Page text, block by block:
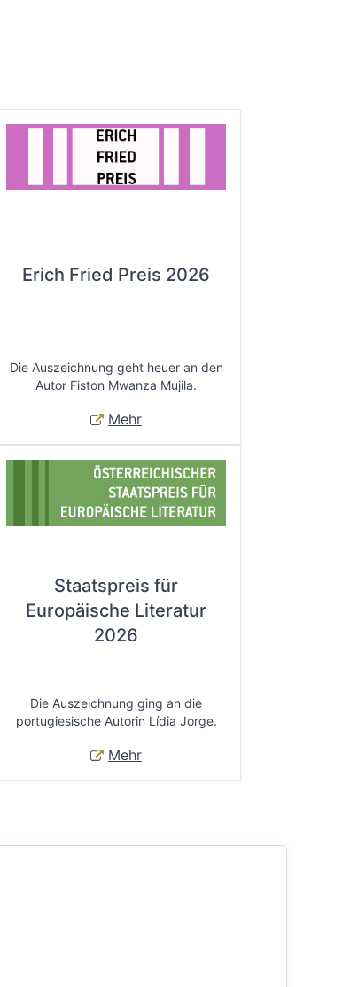
Erich Fried Preis 2026
Die Auszeichnung geht heuer an den
Autor Fiston Mwanza Mujila.
Mehr
Staatspreis für
Europäische Literatur
2026
Die Auszeichnung ging an die
portugiesische Autorin Lídia Jorge.
Mehr